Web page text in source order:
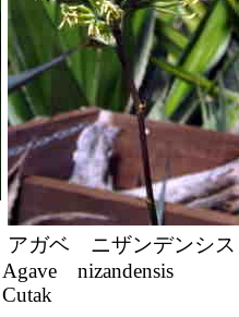
アガベ ニザンデンシス
Agave nizandensis
Cutak